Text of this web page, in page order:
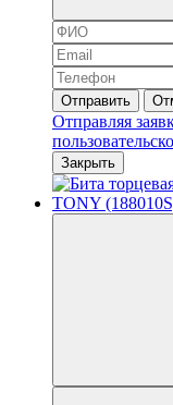
Отправить
Отправляя
Закрыть